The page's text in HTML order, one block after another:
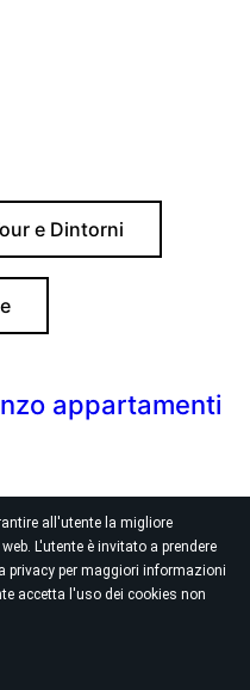
all'utente la migliore
L'utente è invitato a prendere
privacy per maggiori informazioni
accetta l'uso dei cookies non
e Dintorni
appartamenti
3